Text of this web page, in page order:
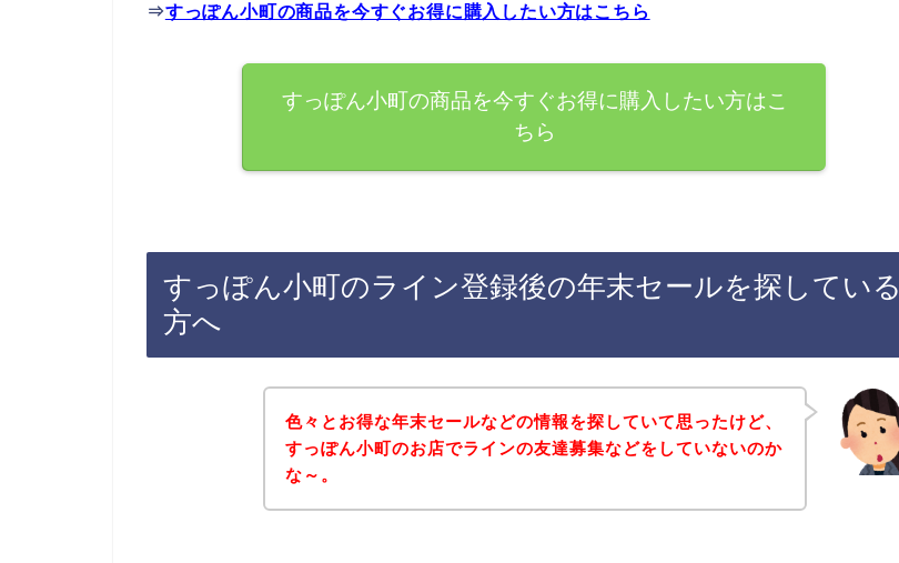
⇒すっぽん小町の商品を今すぐお得に購入したい方はこちら
すっぽん小町の商品を今すぐお得に購入したい方はこ
ちら
すっぽん小町のライン登録後の年末セールを探している
方へ
色々とお得な年末セールなどの情報を探していて思ったけど、
すっぽん小町のお店でラインの友達募集などをしていないのか
な～。